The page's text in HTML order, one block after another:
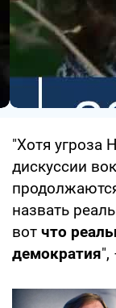
"Хотя
дискуссии
назвать
вот что
демократия",